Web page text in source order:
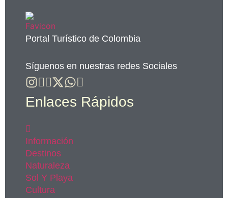
Portal Turístico de Colombia
Síguenos en nuestras redes Sociales
Enlaces Rápidos
Información
Destinos
Naturaleza
Sol Y Playa
Cultura